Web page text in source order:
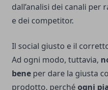
dall’analisi dei canali
e dei competitor.
Il social giusto e il
Ad ogni modo, tuttavia,
bene per dare la giusta
prodotto, perchéogni